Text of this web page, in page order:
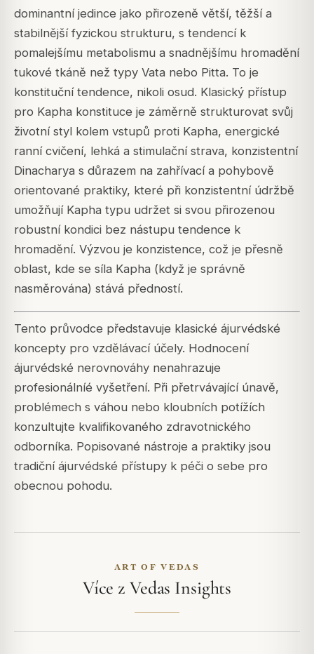
dominantní jedince jako přirozeně větší, těžší a
stabilnější fyzickou strukturu, s tendencí k
pomalejšímu metabolismu a snadnějšímu hromadění
tukové tkáně než typy Vata nebo Pitta. To je
konstituční tendence, nikoli osud. Klasický přístup
pro Kapha konstituce je záměrně strukturovat svůj
životní styl kolem vstupů proti Kapha, energické
ranní cvičení, lehká a stimulační strava, konzistentní
Dinacharya s důrazem na zahřívací a pohybově
orientované praktiky, které při konzistentní údržbě
umožňují Kapha typu udržet si svou přirozenou
robustní kondici bez nástupu tendence k
hromadění. Výzvou je konzistence, což je přesně
oblast, kde se síla Kapha (když je správně
nasměrována) stává předností.
Tento průvodce představuje klasické ájurvédské
koncepty pro vzdělávací účely. Hodnocení
ájurvédské nerovnováhy nenahrazuje
profesionálníé vyšetření. Při přetrvávající únavě,
problémech s váhou nebo kloubních potížích
konzultujte kvalifikovaného zdravotnického
odborníka. Popisované nástroje a praktiky jsou
tradiční ájurvédské přístupy k péči o sebe pro
obecnou pohodu.
ART OF VEDAS
Více z Vedas Insights